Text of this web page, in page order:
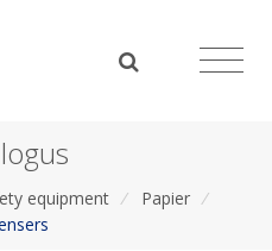
equipment / Papier /